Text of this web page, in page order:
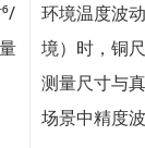
环境温度波
境）时，铜
测量尺寸与
场景中精度